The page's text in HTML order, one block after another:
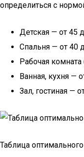
определиться с
Детская — от 45
Спальня — от 40
Рабочая
Ванная, кухня —
Зал, гостиная —
Таблица